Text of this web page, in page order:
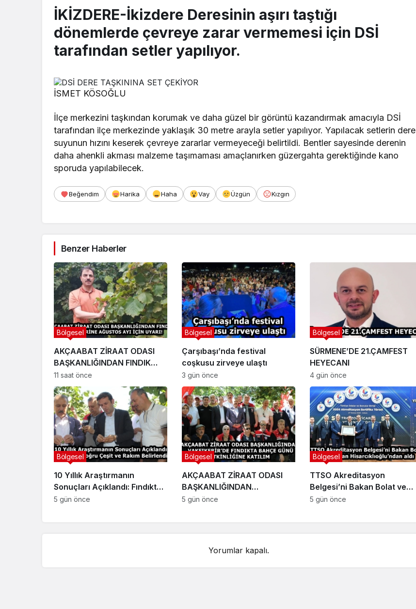
İKİZDERE-İkizdere Deresinin aşırı taştığı
dönemlerde çevreye zarar vermemesi için DSİ
tarafından setler yapılıyor.
İSMET KÖSOĞLU
İlçe merkezini taşkından korumak ve daha güzel bir görüntü kazandırmak amacıyla DSİ
tarafından ilçe merkezinde yaklaşık 30 metre arayla setler yapılıyor. Yapılacak setlerin dere
suyunun hızını keserek çevreye zararlar vermeyeceği belirtildi. Bentler sayesinde derenin
daha ahenkli akması malzeme taşımaması amaçlanırken güzergahta gerektiğinde kano
sporuda yapılabilecek.
Beğendim Harika Haha Vay Üzgün Kızgın
Benzer Haberler
AKÇAABAT ZİRAAT ODASI
BAŞKANLIĞINDAN FINDIK
ÜRETİCİLERİNE AĞUSTOS AYI
İÇİN UYARI!
Bölgesel
11 saat önce
Çarşıbaşı’nda festival
coşkusu zirveye ulaştı
Bölgesel
3 gün önce
SÜRMENE’DE 21.ÇAMFEST
HEYECANI
Bölgesel
4 gün önce
10 Yıllık Araştırmanın
Sonuçları Açıklandı: Fındıkta
Doğru Çeşit ve Rakım
Bölgesel
5 gün önce
AKÇAABAT ZİRAAT ODASI
BAŞKANLIĞINDAN
VAKFIKEBİR’DE FINDIKTA
Bölgesel
5 gün önce
TTSO Akreditasyon
Belgesi’ni Bakan Bolat ve
Başkan Hisarcıklıoğlu’ndan
Bölgesel
5 gün önce
Yorumlar kapalı.